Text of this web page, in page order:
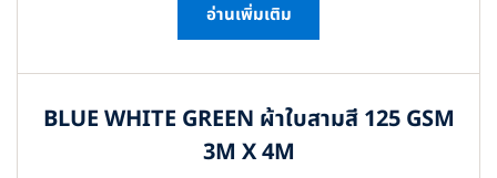
อ่านเพิ่มเติม
BLUE WHITE GREEN ผ้าใบสามสี 125 GSM
3M X 4M